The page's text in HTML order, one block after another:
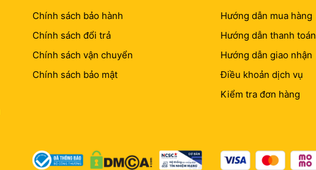
Chính sách bảo hành
Chính sách đổi trả
Chính sách vận chuyển
Chính sách bảo mật
Hướng dẫn mua hàng
Hướng dẫn thanh toán
Hướng dẫn giao nhận
Điều khoản dịch vụ
Kiểm tra đơn hàng